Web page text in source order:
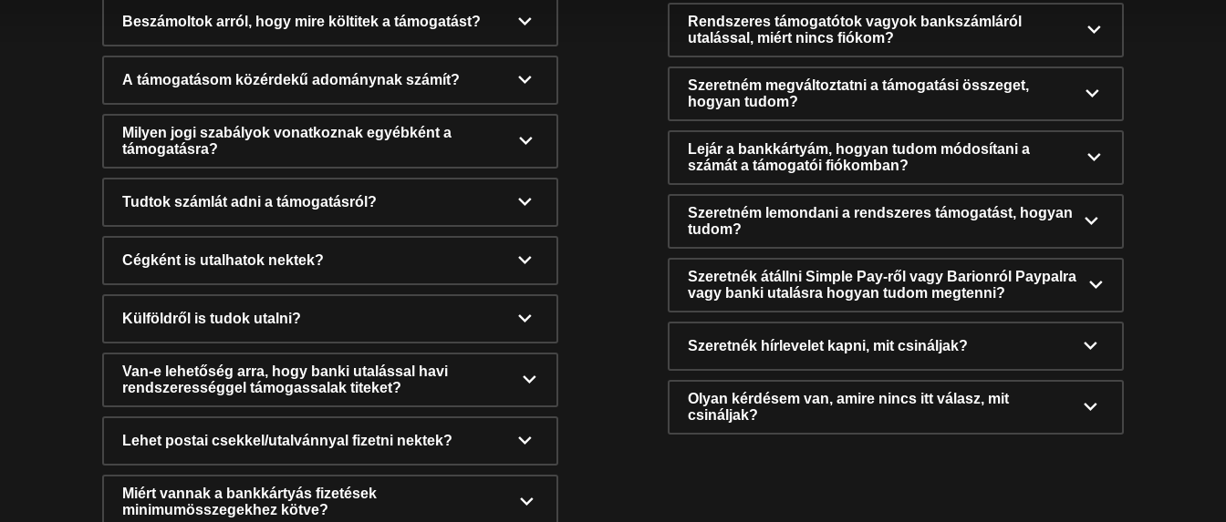
Beszámoltok arról, hogy mire költitek a támogatást?
A támogatásom közérdekű adománynak számít?
Milyen jogi szabályok vonatkoznak egyébként a
támogatásra?
Tudtok számlát adni a támogatásról?
Cégként is utalhatok nektek?
Külföldről is tudok utalni?
Van-e lehetőség arra, hogy banki utalással havi
rendszerességgel támogassalak titeket?
Lehet postai csekkel/utalvánnyal fizetni nektek?
Miért vannak a bankkártyás fizetések
minimumösszegekhez kötve?
Rendszeres támogatótok vagyok bankszámláról
utalással, miért nincs fiókom?
Szeretném megváltoztatni a támogatási összeget,
hogyan tudom?
Lejár a bankkártyám, hogyan tudom módosítani a
számát a támogatói fiókomban?
Szeretném lemondani a rendszeres támogatást, hogyan
tudom?
Szeretnék átállni Simple Pay-ről vagy Barionról Paypalra
vagy banki utalásra hogyan tudom megtenni?
Szeretnék hírlevelet kapni, mit csináljak?
Olyan kérdésem van, amire nincs itt válasz, mit
csináljak?